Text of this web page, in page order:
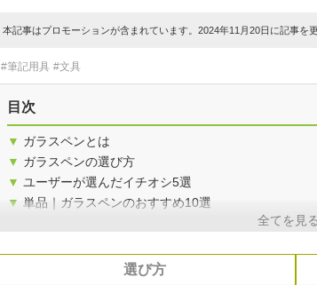
本記事はプロモーションが含まれています。2024年11月20日に記事を
#筆記用具 #文具
目次
▼ ガラスペンとは
▼ ガラスペンの選び方
▼ ユーザーが選んだイチオシ5選
▼ 単品｜ガラスペンのおすすめ10選
全てを見る
選び方